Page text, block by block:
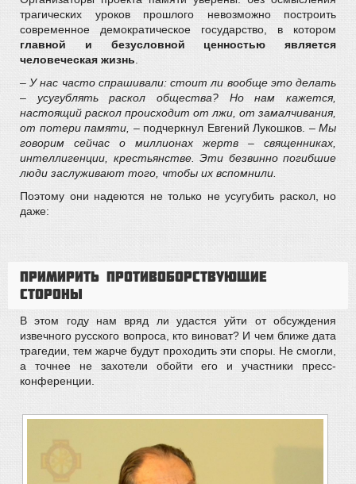
трагических уроков прошлого невозможно построить
современное демократическое государство, в котором
главной и безусловной ценностью является
человеческая жизнь.
– У нас часто спрашивали: стоит ли вообще это делать
– усугублять раскол общества? Но нам кажется,
настоящий раскол происходит от лжи, от замалчивания,
от потери памяти, – подчеркнул Евгений Лукошков. – Мы
говорим сейчас о миллионах жертв – священниках,
интеллигенции, крестьянстве. Эти безвинно погибшие
люди заслуживают того, чтобы их вспомнили.
Поэтому они надеются не только не усугубить раскол, но
даже:
Примирить противоборствующие
стороны
В этом году нам вряд ли удастся уйти от обсуждения
извечного русского вопроса, кто виноват? И чем ближе дата
трагедии, тем жарче будут проходить эти споры. Не смогли,
а точнее не захотели обойти его и участники пресс-
конференции.